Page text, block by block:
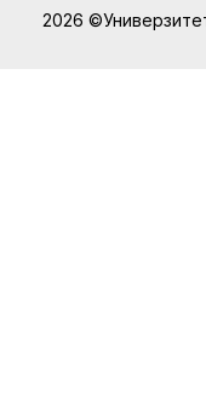
2026